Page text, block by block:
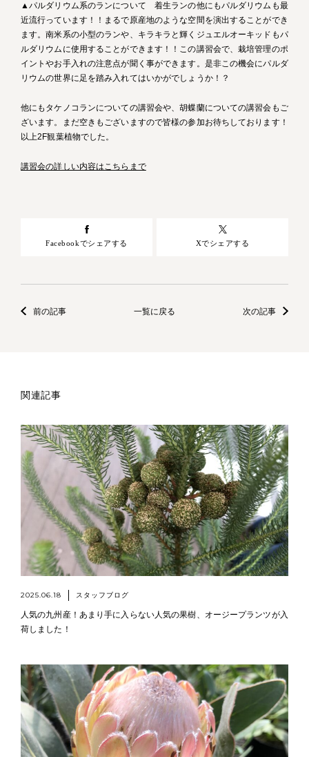
▲パルダリウム系のランについて 着生ランの他にもパルダリウムも最
近流行っています！！まるで原産地のような空間を演出することができ
ます。南米系の小型のランや、キラキラと輝くジュエルオーキッドもパ
ルダリウムに使用することができます！！この講習会で、栽培管理のポ
イントやお手入れの注意点が聞く事ができます。是非この機会にパルダ
リウムの世界に足を踏み入れてはいかがでしょうか！？
他にもタケノコランについての講習会や、胡蝶蘭についての講習会もご
ざいます。まだ空きもございますので皆様の参加お待ちしております！
以上2F観葉植物でした。
講習会の詳しい内容はこちらまで
Facebookでシェアする Xでシェアする
前の記事 一覧に戻る 次の記事
関連記事
2025.06.18 スタッフブログ
人気の九州産！あまり手に入らない人気の果樹、オージープランツが入
荷しました！